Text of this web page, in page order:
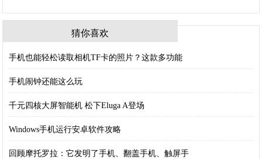
猜你喜欢
手机也能轻松读取相机TF卡的照片？这款多功能
手机闹钟还能这么玩
千元四核大屏智能机 松下Eluga A登场
Windows手机运行安卓软件攻略
回顾摩托罗拉：它发明了手机、翻盖手机、触屏手